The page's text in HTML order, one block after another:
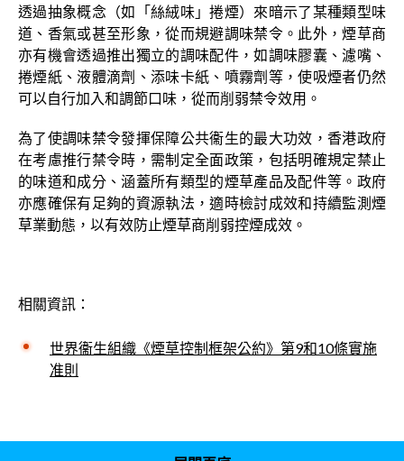
透過抽象概念（如「絲絨味」捲煙）來暗示了某種類型味
道、香氣或甚至形象，從而規避調味禁令。此外，煙草商
亦有機會透過推出獨立的調味配件，如調味膠囊、濾嘴、
捲煙紙、液體滴劑、添味卡紙、噴霧劑等，使吸煙者仍然
可以自行加入和調節口味，從而削弱禁令效用。
為了使調味禁令發揮保障公共衞生的最大功效，香港政府
在考慮推行禁令時，需制定全面政策，包括明確規定禁止
的味道和成分、涵蓋所有類型的煙草產品及配件等。政府
亦應確保有足夠的資源執法，適時檢討成效和持續監測煙
草業動態，以有效防止煙草商削弱控煙成效。
相關資訊：
世界衞生組織《煙草控制框架公約》第9和10條實施
准則